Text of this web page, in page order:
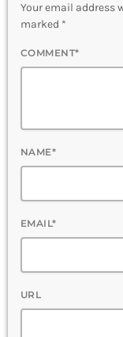
Your email address
marked *
COMMENT*
NAME*
EMAIL*
URL